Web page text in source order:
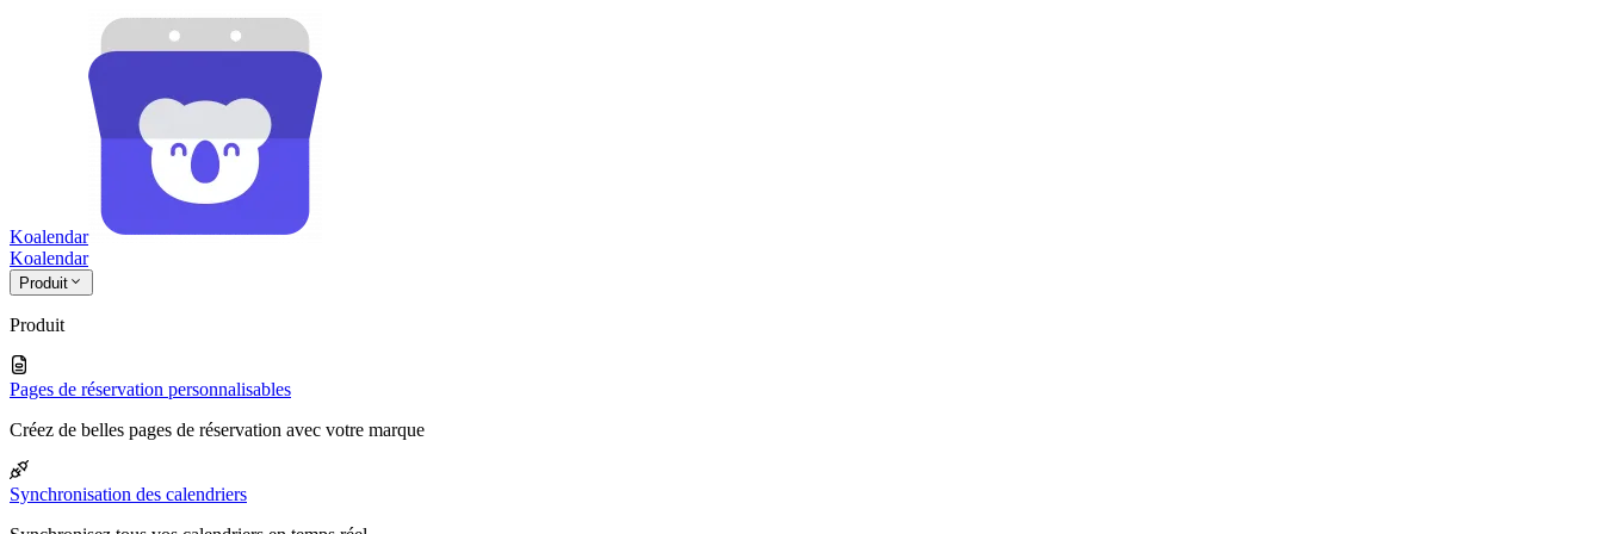
Koalendar
Koalendar
Produit
Produit
Pages de réservation personnalisables
Créez de belles pages de réservation avec votre marque
Synchronisation des calendriers